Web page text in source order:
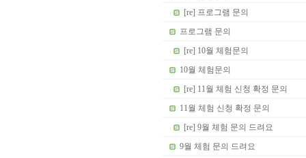
[re] 프로그램 문의
프로그램 문의
[re] 10월 체험문의
10월 체험문의
[re] 11월 체험 신청 확정 문의
11월 체험 신청 확정 문의
[re] 9월 체험 문의 드려요
9월 체험 문의 드려요